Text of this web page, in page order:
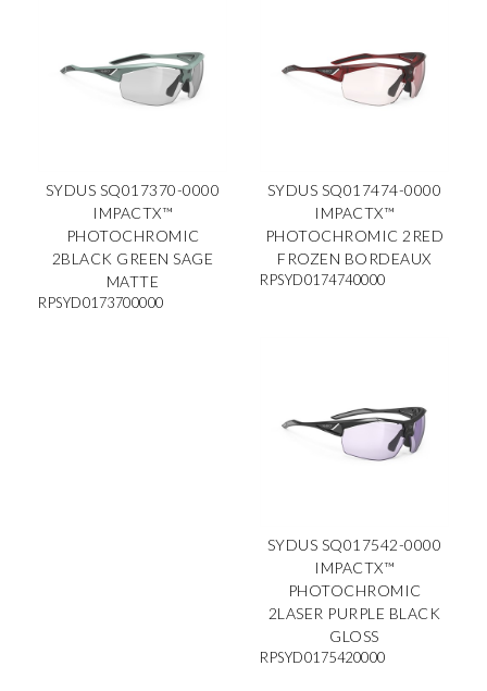
SYDUS SQ017370-0000
IMPACTX™
PHOTOCHROMIC
2BLACK GREEN SAGE
MATTE
RPSYD0173700000
SYDUS SQ017474-0000
IMPACTX™
PHOTOCHROMIC 2RED
FROZEN BORDEAUX
RPSYD0174740000
SYDUS SQ017542-0000
IMPACTX™
PHOTOCHROMIC
2LASER PURPLE BLACK
GLOSS
RPSYD0175420000